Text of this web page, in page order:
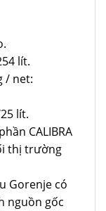
lít.
/ net:
lít.
CALIBRA
thị trường
Gorenje có
nguồn gốc